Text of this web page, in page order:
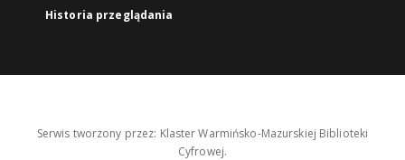
Historia przeglądania
Serwis tworzony przez: Klaster Warmińsko-Mazurskiej Biblioteki
Cyfrowej.